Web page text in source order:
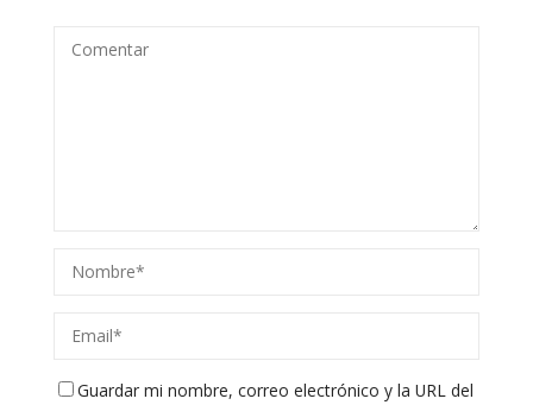
Guardar mi nombre, correo electrónico y la URL del